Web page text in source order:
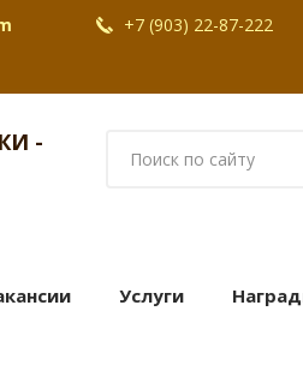
+7 (903) 22-87-222
-
Услуги